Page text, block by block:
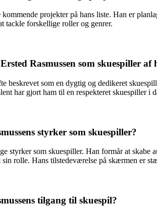
kommende projekter på hans liste. Han er
tackle forskellige roller og genrer.
Rasmussen som skuespiller af
beskrevet som en dygtig og dedikeret
har gjort ham til en respekteret skuespiller i
styrker som skuespiller?
styrker som skuespiller. Han formår at
sin rolle. Hans tilstedeværelse på skærmen er
tilgang til skuespil?